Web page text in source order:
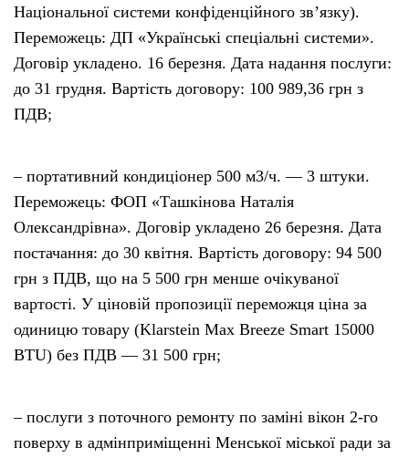
Національної системи конфіденційного зв’язку).
Переможець: ДП «Українські спеціальні системи».
Договір укладено. 16 березня. Дата надання послуги:
до 31 грудня. Вартість договору: 100 989,36 грн з
ПДВ;
– портативний кондиціонер 500 м3/ч. — 3 штуки.
Переможець: ФОП «Ташкінова Наталія
Олександрівна». Договір укладено 26 березня. Дата
постачання: до 30 квітня. Вартість договору: 94 500
грн з ПДВ, що на 5 500 грн менше очікуваної
вартості. У ціновій пропозиції переможця ціна за
одиницю товару (Klarstein Max Breeze Smart 15000
BTU) без ПДВ — 31 500 грн;
– послуги з поточного ремонту по заміні вікон 2-го
поверху в адмінприміщенні Менської міської ради за